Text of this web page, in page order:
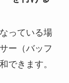
っている場
ー（バッフ
できます。